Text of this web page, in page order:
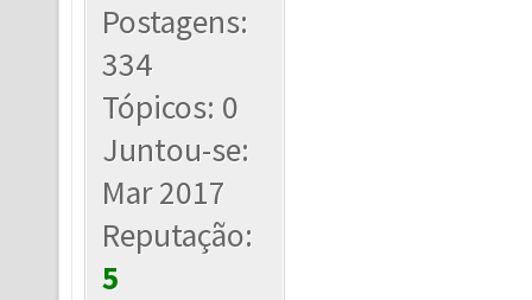
Postagens:
334
Tópicos: 0
Juntou-se:
Mar 2017
Reputação:
5